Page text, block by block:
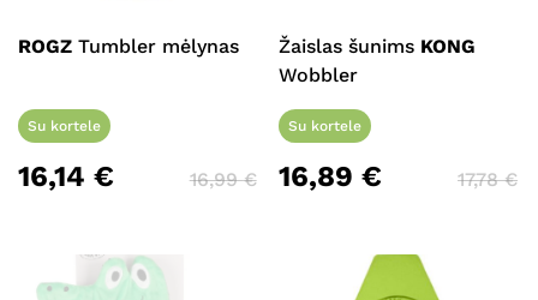
ROGZ Tumbler mėlynas
Su kortele
16,14 € 16,99€
Žaislas šunims KONG
Wobbler
Su kortele
16,89€ 17,78€